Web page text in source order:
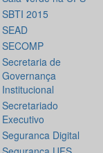
SBTI 2015
SEAD
SECOMP
Secretaria de
Governança
Institucional
Secretariado
Executivo
Seguranca Digital